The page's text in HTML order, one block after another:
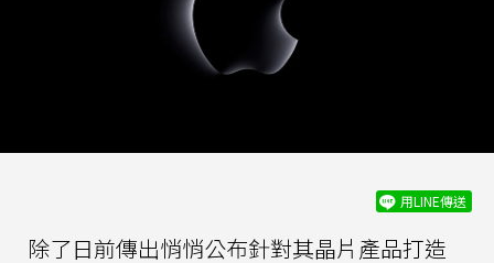
用LINE傳送
除了日前傳出悄悄公布針對其晶片產品打造